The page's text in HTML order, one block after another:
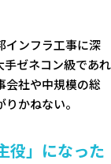
インフラ工事に深
手ゼネコン級であれ
会社や中規模の総
かねない。
役」になった